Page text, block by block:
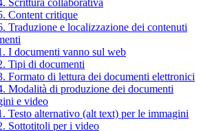
Scrittura collaborativa
Content critique
Traduzione e localizzazione dei contenuti
I documenti vanno sul web
Tipi di documenti
Formato di lettura dei documenti elettronici
Modalità di produzione dei documenti
e video
Testo alternativo (alt text) per le immagini
Sottotitoli per i video